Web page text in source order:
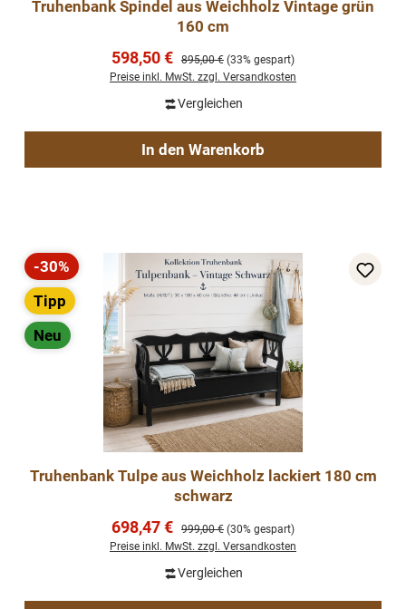
Truhenbank Spindel aus Weichholz Vintage grün
160 cm
Verkaufspreis:
598,50 € Regulärer Preis:
895,00 € (33% gespart)
Preise inkl. MwSt. zzgl. Versandkosten
Vergleichen
In den Warenkorb
Rabatt
-30%
Tipp
Neu
Truhenbank Tulpe aus Weichholz lackiert 180 cm
schwarz
Verkaufspreis:
698,47 € Regulärer Preis:
999,00 € (30% gespart)
Preise inkl. MwSt. zzgl. Versandkosten
Vergleichen